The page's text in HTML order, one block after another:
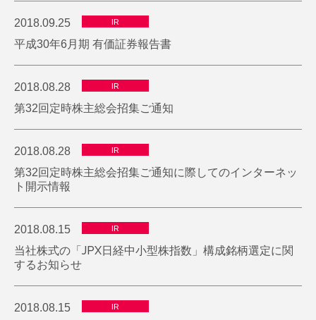
2018.09.25 IR
平成30年6月期 有価証券報告書
2018.08.28 IR
第32回定時株主総会招集ご通知
2018.08.28 IR
第32回定時株主総会招集ご通知に際してのインターネッ
ト開示情報
2018.08.15 IR
当社株式の「JPX日経中小型株指数」構成銘柄選定に関
するお知らせ
2018.08.15 IR